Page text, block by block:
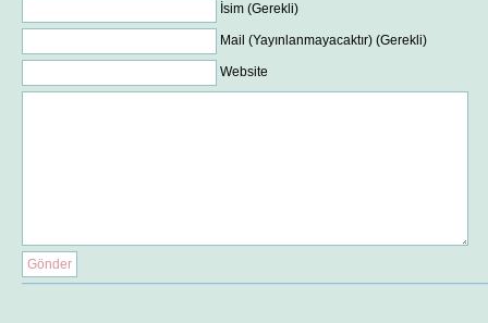
İsim (Gerekli)
Mail (Yayınlanmayacaktır) (Gerekli)
Website